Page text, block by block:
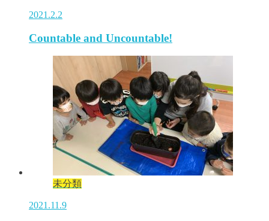
2021.2.2
Countable and Uncountable!
未分類
2021.11.9